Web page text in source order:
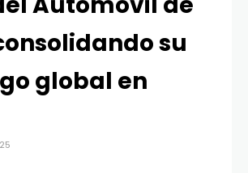
su
global en